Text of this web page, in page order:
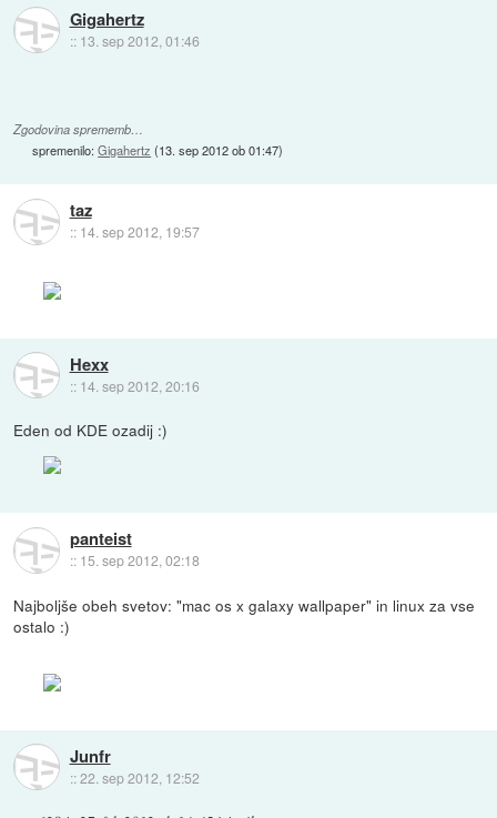
Gigahertz
:: 13. sep 2012, 01:46
Zgodovina sprememb…
spremenilo:Gigahertz (13. sep 2012 ob 01:47)
taz
:: 14. sep 2012, 19:57
Hexx
:: 14. sep 2012, 20:16
Eden od KDE ozadij :)
panteist
:: 15. sep 2012, 02:18
Najboljše obeh svetov: "mac os x galaxy wallpaper" in linux za vse
ostalo :)
Junfr
::22. sep 2012, 12:52